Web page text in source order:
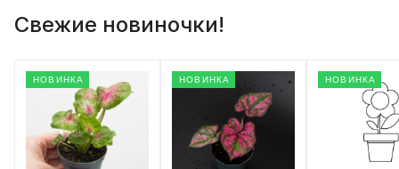
Свежие новиночки!
НОВИНКА НОВИНКА НОВИНКА